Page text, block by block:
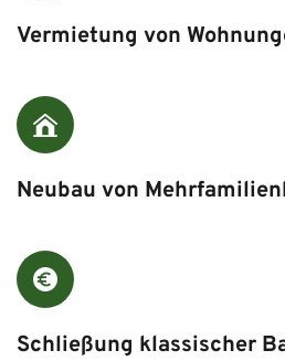
Vermietung von
Neubau von
Schließung klassischer